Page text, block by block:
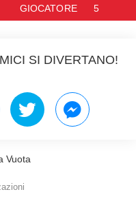
GIOCATORE
5
SI DIVERTANO!
Vuota